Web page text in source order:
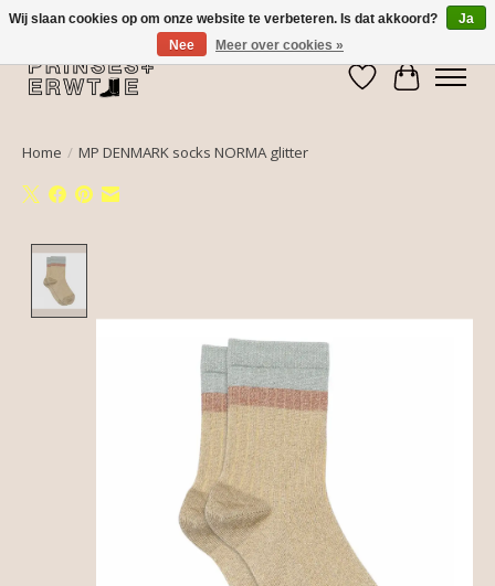
Verlanglijst
Home / MP DENMARK socks NORMA glitter
Wij slaan cookies op om onze website te verbeteren. Is dat akkoord?
Ja
Nee
Meer over cookies »